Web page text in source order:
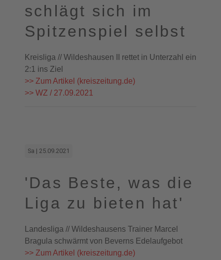
schlägt sich im
Spitzenspiel selbst
Kreisliga // Wildeshausen II rettet in Unterzahl ein
2:1 ins Ziel
>> Zum Artikel (kreiszeitung.de)
>> WZ / 27.09.2021
Sa | 25.09.2021
'Das Beste, was die
Liga zu bieten hat'
Landesliga // Wildeshausens Trainer Marcel
Bragula schwärmt von Beverns Edelaufgebot
>> Zum Artikel (kreiszeitung.de)